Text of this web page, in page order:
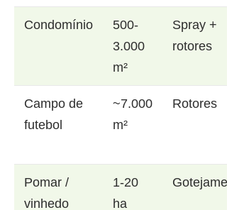
Condomínio
500-
3.000
m²
Spray +
rotores
Campo de
futebol
~7.000
m²
Rotores
Pomar /
vinhedo
1-20
ha